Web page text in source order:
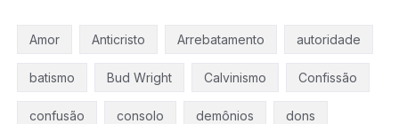
Amor Anticristo Arrebatamento autoridade
batismo Bud Wright Calvinismo Confissão
confusão consolo demônios dons